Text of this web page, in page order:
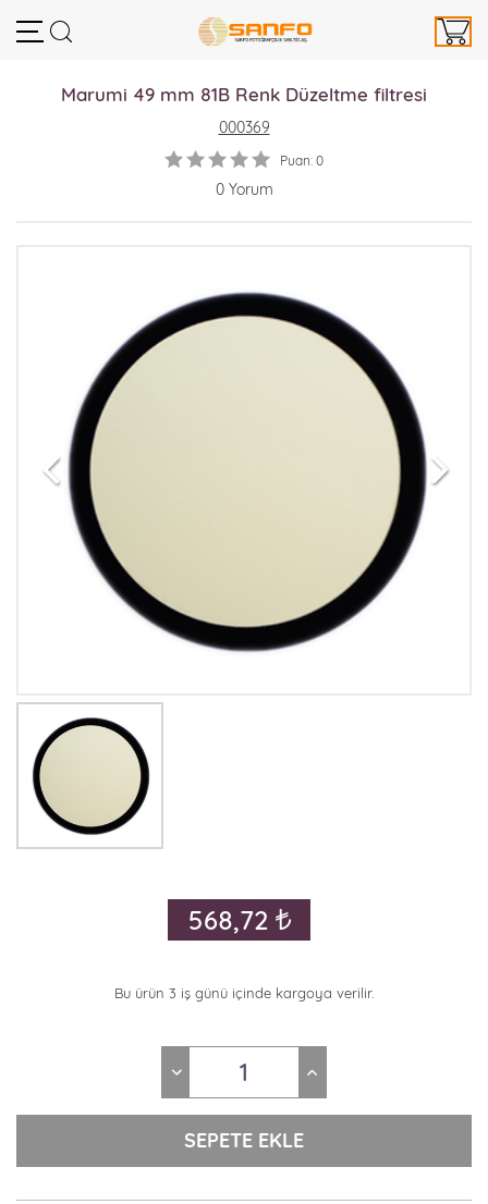
Marumi 49 mm 81B Renk Düzeltme filtresi
000369
Puan: 0
0 Yorum
568,72
Bu ürün 3 iş günü içinde kargoya verilir.